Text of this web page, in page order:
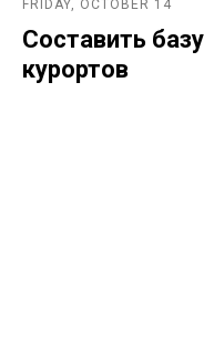
FRIDAY, OCTOBER 14
Составить
курортов